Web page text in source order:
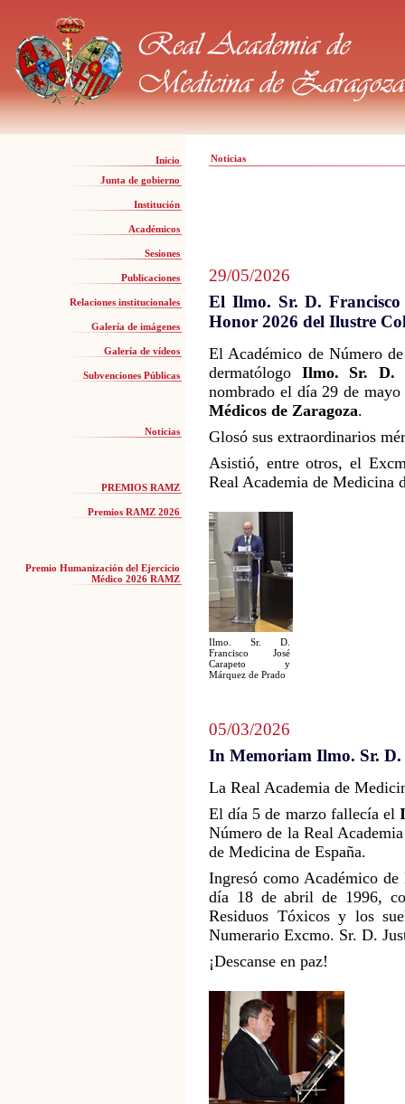
Inicio
Junta de gobierno
Institución
Académicos
Sesiones
Publicaciones
Relaciones institucionales
Galería de imágenes
Galería de vídeos
Subvenciones Públicas
Noticias
PREMIOS RAMZ
Premios RAMZ 2026
Premio Humanización del Ejercicio
Médico 2026 RAMZ
Noticias
29/05/2026
El Ilmo. Sr. D.
Honor 2026 del Ilustre
El Académico de Número
dermatólogo Ilmo. Sr. D.
nombrado el día 29 de mayo
Médicos de Zaragoza.
Glosó sus extraordinarios
Asistió, entre otros, el
Real Academia de Medicina
Ilmo. Sr. D.
Francisco José
Carapeto y
Márquez de Prado
05/03/2026
In Memoriam Ilmo. Sr. D.
La Real Academia de
El día 5 de marzo fallecía el
Número de la Real
de Medicina de España.
Ingresó como Académico
día 18 de abril de 1996,
Residuos Tóxicos y los
Numerario Excmo. Sr. D.
¡Descanse en paz!